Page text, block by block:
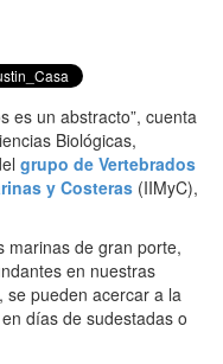
es un abstracto”, cuenta
Biológicas,
grupo de Vertebrados
y Costeras (IIMyC),
marinas de gran porte,
en nuestras
se pueden acercar a la
días de sudestadas o